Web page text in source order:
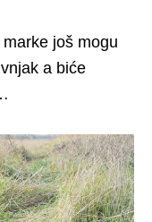
još mogu
a biće